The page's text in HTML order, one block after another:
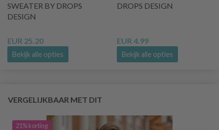
SWEATER BY DROPS
DESIGN
EUR 25.20
Bekijk alle opties
DROPS DESIGN
EUR 4.99
Bekijk alle opties
VERGELIJKBAAR MET DIT
21% korting